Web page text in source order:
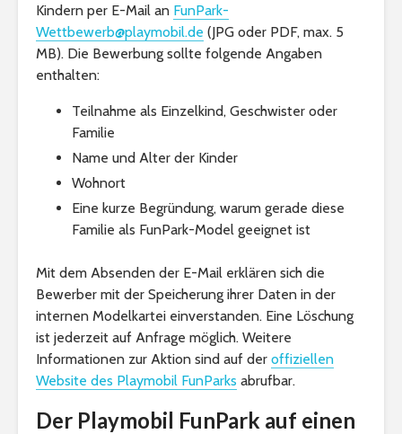
Kindern per E-Mail an FunPark-
Wettbewerb@playmobil.de (JPG oder PDF, max. 5
MB). Die Bewerbung sollte folgende Angaben
enthalten:
Teilnahme als Einzelkind, Geschwister oder
Familie
Name und Alter der Kinder
Wohnort
Eine kurze Begründung, warum gerade diese
Familie als FunPark-Model geeignet ist
Mit dem Absenden der E-Mail erklären sich die
Bewerber mit der Speicherung ihrer Daten in der
internen Modelkartei einverstanden. Eine Löschung
ist jederzeit auf Anfrage möglich. Weitere
Informationen zur Aktion sind auf der offiziellen
Website des Playmobil FunParks abrufbar.
Der Playmobil FunPark auf einen